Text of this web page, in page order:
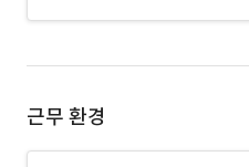
근무 환경